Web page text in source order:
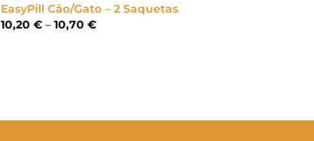
EasyPill Cão/Gato – 2 Saquetas
10,20€ – 10,70€Price